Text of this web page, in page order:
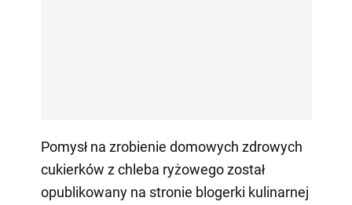
Pomysł na zrobienie domowych zdrowych
cukierków z chleba ryżowego został
opublikowany na stronie blogerki kulinarnej